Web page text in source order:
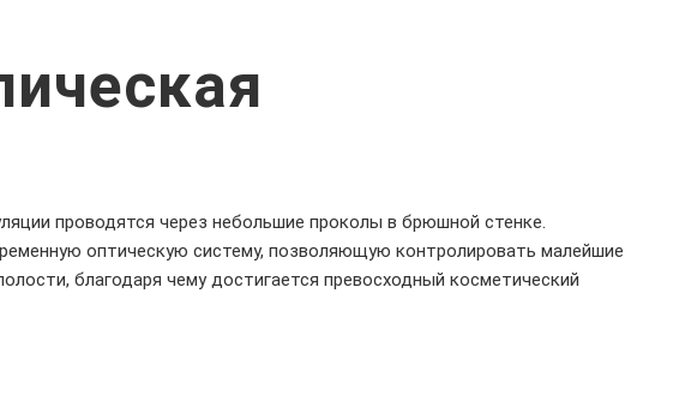
проводятся через небольшие проколы в брюшной стенке.
оптическую систему, позволяющую контролировать малейшие
благодаря чему достигается превосходный косметический